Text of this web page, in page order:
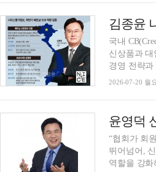
국내
신상품과
경영 전략
2026-07-20 월
“협회가 회
뛰어넘어,
역할을 강화